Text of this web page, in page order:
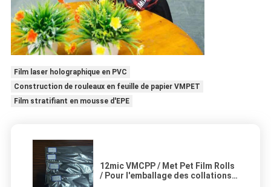
Film laser holographique en PVC
Construction de rouleaux en feuille de papier VMPET
Film stratifiant en mousse d'EPE
12mic VMCPP / Met Pet Film Rolls
/ Pour l'emballage des collations